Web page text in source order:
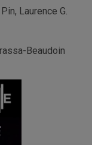
Laurence G.
Beaudoin